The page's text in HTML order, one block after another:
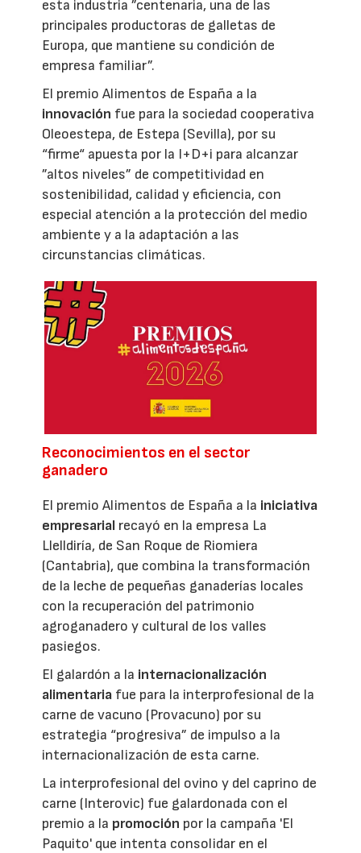
esta industria ”centenaria, una de las
principales productoras de galletas de
Europa, que mantiene su condición de
empresa familiar”.
El premio Alimentos de España a la
innovación fue para la sociedad cooperativa
Oleoestepa, de Estepa (Sevilla), por su
“firme“ apuesta por la I+D+i para alcanzar
”altos niveles” de competitividad en
sostenibilidad, calidad y eficiencia, con
especial atención a la protección del medio
ambiente y a la adaptación a las
circunstancias climáticas.
Reconocimientos en el sector
ganadero
El premio Alimentos de España a la iniciativa
empresarial recayó en la empresa La
Llelldiría, de San Roque de Riomiera
(Cantabria), que combina la transformación
de la leche de pequeñas ganaderías locales
con la recuperación del patrimonio
agroganadero y cultural de los valles
pasiegos.
El galardón a la internacionalización
alimentaria fue para la interprofesional de la
carne de vacuno (Provacuno) por su
estrategia “progresiva” de impulso a la
internacionalización de esta carne.
La interprofesional del ovino y del caprino de
carne (Interovic) fue galardonada con el
premio a la promoción por la campaña 'El
Paquito' que intenta consolidar en el